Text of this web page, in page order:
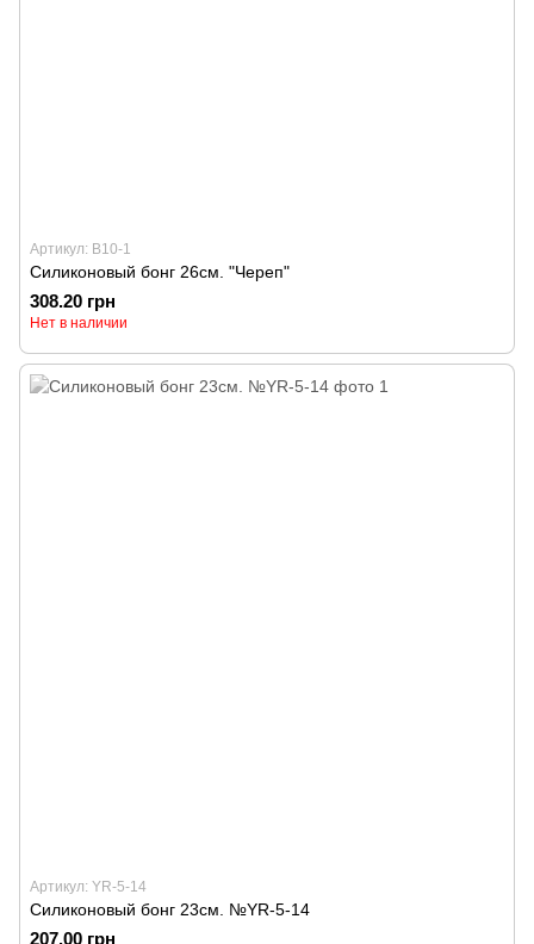
Артикул: B10-1
Силиконовый бонг 26см. "Череп"
308.20 грн
Нет в наличии
Артикул: YR-5-14
Силиконовый бонг 23см. №YR-5-14
207.00 грн